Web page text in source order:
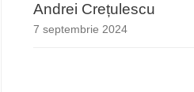
Andrei Crețulescu
7 septembrie 2024